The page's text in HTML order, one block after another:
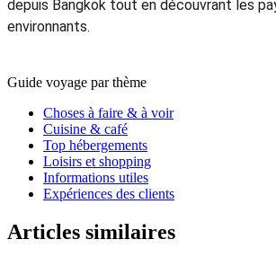
depuis Bangkok tout en découvrant les
environnants.
Guide voyage par thème
Choses à faire & à voir
Cuisine & café
Top hébergements
Loisirs et shopping
Informations utiles
Expériences des clients
Articles similaires